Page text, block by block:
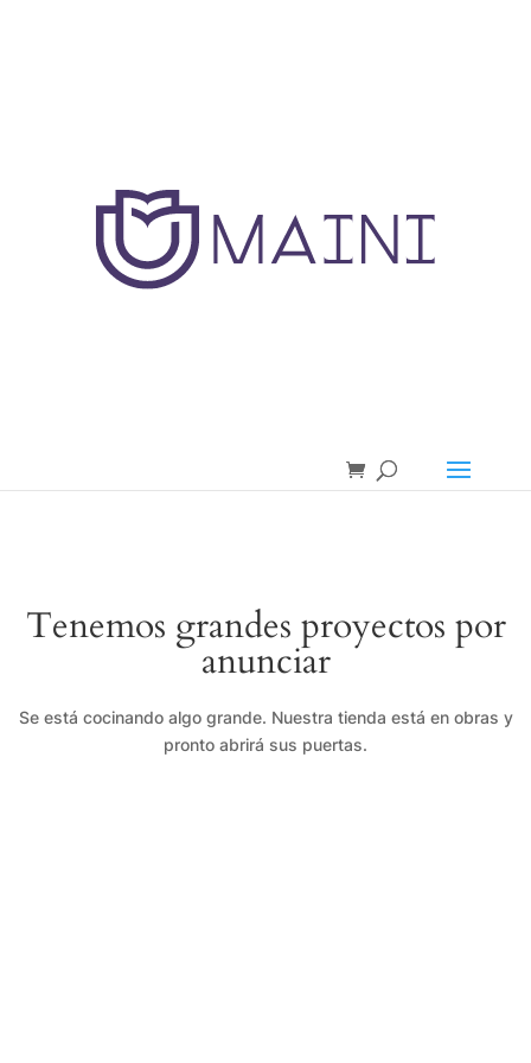
Tenemos grandes proyectos por
anunciar
Se está cocinando algo grande. Nuestra tienda está en obras y
pronto abrirá sus puertas.